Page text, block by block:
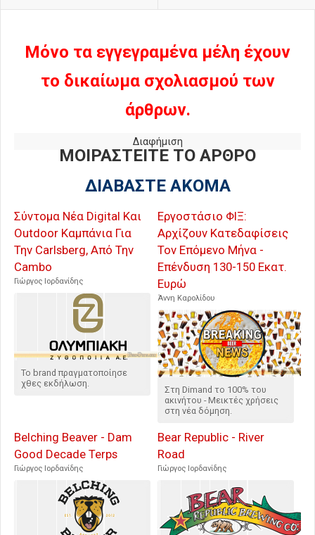
Μόνο τα εγγεγραμένα μέλη έχουν
το δικαίωμα σχολιασμού των
άρθρων.
Διαφήμιση
ΜΟΙΡΑΣΤΕΙΤΕ ΤΟ ΑΡΘΡΟ
ΔΙΑΒΑΣΤΕ ΑΚΟΜΑ
Σύντομα Νέα Digital Και
Outdoor Καμπάνια Για
Την Carlsberg, Από Την
Cambo
Γιώργος Ιορδανίδης
Το brand πραγματοποίησε
χθες εκδήλωση.
Εργοστάσιο ΦΙΞ:
Αρχίζουν Κατεδαφίσεις
Τον Επόμενο Μήνα -
Επένδυση 130-150 Εκατ.
Ευρώ
Άννη Καρολίδου
Στη Dimand το 100% του
ακινήτου - Μεικτές χρήσεις
στη νέα δόμηση.
Belching Beaver - Dam
Good Decade Terps
Γιώργος Ιορδανίδης
Bear Republic - River
Road
Γιώργος Ιορδανίδης